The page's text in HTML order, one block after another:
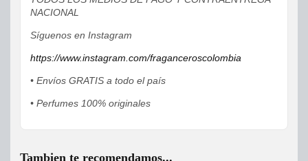
NACIONAL
Síguenos en Instagram
https://www.instagram.com/fraganceroscolombia
• Envíos GRATIS a todo el país
• Perfumes 100% originales
Tambien te recomendamos...